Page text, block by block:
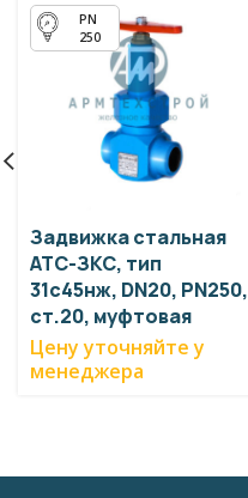
250
Задвижка стальная
АТС-ЗКС, тип
31с45нж, DN20, PN250,
ст.20, муфтовая
Цену уточняйте у
менеджера